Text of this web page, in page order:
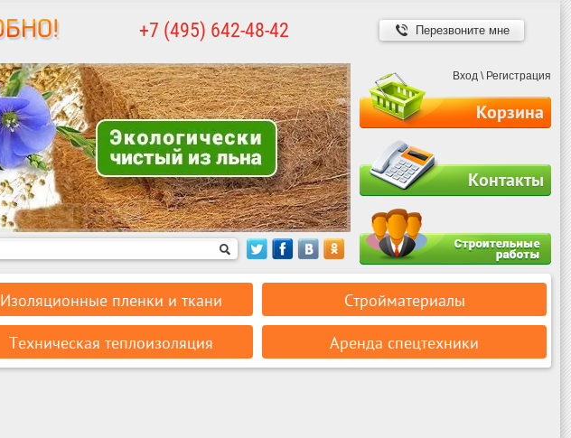
+7 (495) 642-48-42 Перезвоните мне
Корзина
Контакты
Вход \ Регистрация
Изоляционные пленки и ткани Стройматериалы
Техническая теплоизоляция Аренда спецтехники